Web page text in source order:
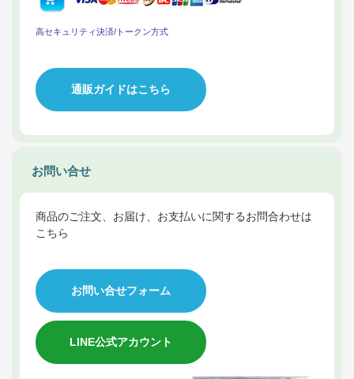
高セキュリティ決済/トークン方式
通販ガイドはこちら
お問い合せ
商品のご注文、お届け、お支払いに関するお問合わせは
こちら
お問い合せフォーム
LINE公式アカウント